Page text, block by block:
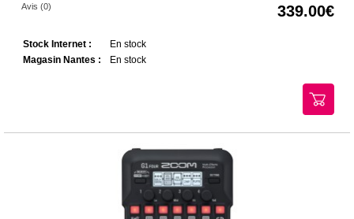
Avis (0) 339.00
Stock Internet :
En stock
Magasin Nantes :
En stock